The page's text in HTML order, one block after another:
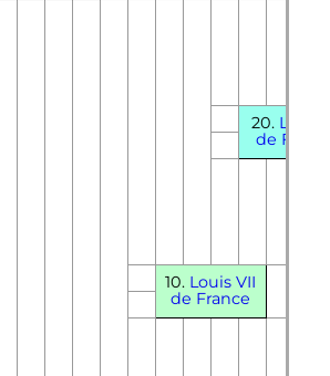
20. Louis
de
10. LouisVII
de France